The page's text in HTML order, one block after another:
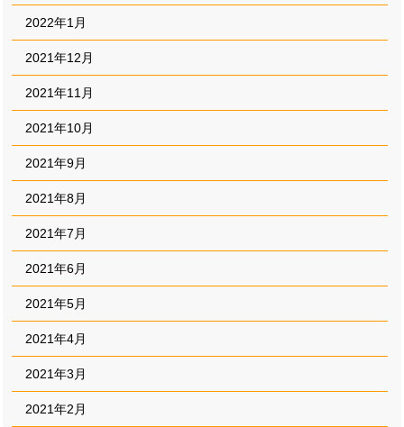
2022年1月
2021年12月
2021年11月
2021年10月
2021年9月
2021年8月
2021年7月
2021年6月
2021年5月
2021年4月
2021年3月
2021年2月